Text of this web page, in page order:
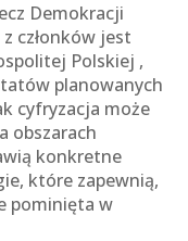
Demokracji
członków jest
Polskiej ,
planowanych
cyfryzacja może
obszarach
konkretne
które zapewnią,
pominięta w